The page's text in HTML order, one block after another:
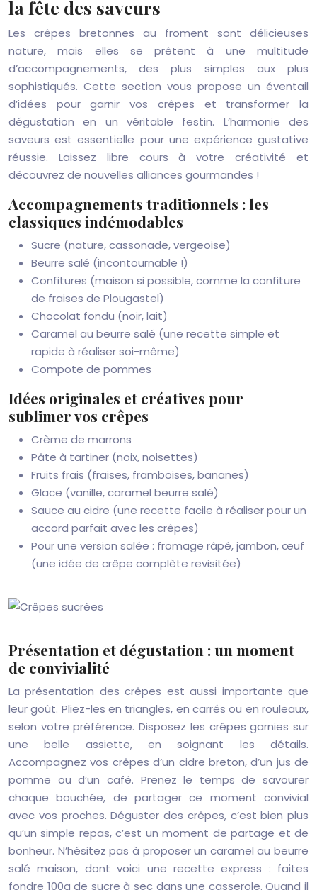
la fête des saveurs
Les crêpes bretonnes au froment sont délicieuses
nature, mais elles se prêtent à une multitude
d’accompagnements, des plus simples aux plus
sophistiqués. Cette section vous propose un éventail
d’idées pour garnir vos crêpes et transformer la
dégustation en un véritable festin. L’harmonie des
saveurs est essentielle pour une expérience gustative
réussie. Laissez libre cours à votre créativité et
découvrez de nouvelles alliances gourmandes !
Accompagnements traditionnels : les
classiques indémodables
Sucre (nature, cassonade, vergeoise)
Beurre salé (incontournable !)
Confitures (maison si possible, comme la confiture
de fraises de Plougastel)
Chocolat fondu (noir, lait)
Caramel au beurre salé (une recette simple et
rapide à réaliser soi-même)
Compote de pommes
Idées originales et créatives pour
sublimer vos crêpes
Crème de marrons
Pâte à tartiner (noix, noisettes)
Fruits frais (fraises, framboises, bananes)
Glace (vanille, caramel beurre salé)
Sauce au cidre (une recette facile à réaliser pour un
accord parfait avec les crêpes)
Pour une version salée : fromage râpé, jambon, œuf
(une idée de crêpe complète revisitée)
Présentation et dégustation : un moment
de convivialité
La présentation des crêpes est aussi importante que
leur goût. Pliez-les en triangles, en carrés ou en rouleaux,
selon votre préférence. Disposez les crêpes garnies sur
une belle assiette, en soignant les détails.
Accompagnez vos crêpes d’un cidre breton, d’un jus de
pomme ou d’un café. Prenez le temps de savourer
chaque bouchée, de partager ce moment convivial
avec vos proches. Déguster des crêpes, c’est bien plus
qu’un simple repas, c’est un moment de partage et de
bonheur. N’hésitez pas à proposer un caramel au beurre
salé maison, dont voici une recette express : faites
fondre 100g de sucre à sec dans une casserole. Quand il